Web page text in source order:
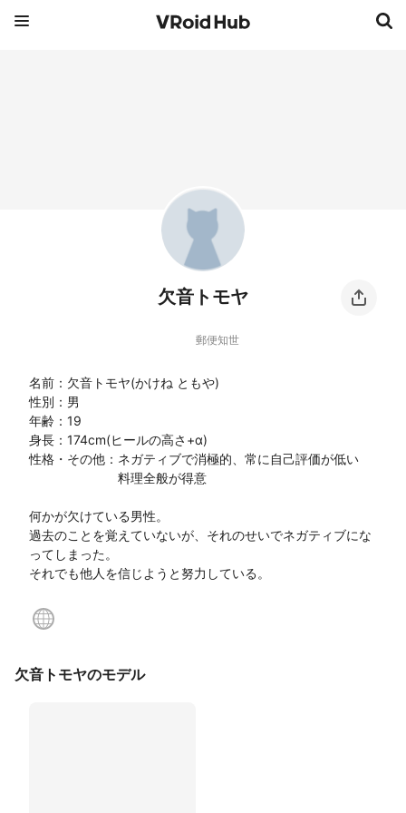
欠音トモヤ
郵便知世
名前：欠音トモヤ(かけね ともや)
性別：男
年齢：19
身長：174cm(ヒールの高さ+α)
性格・その他：ネガティブで消極的、常に自己評価が低い
料理全般が得意
何かが欠けている男性。
過去のことを覚えていないが、それのせいでネガティブにな
ってしまった。
それでも他人を信じようと努力している。
欠音トモヤのモデル